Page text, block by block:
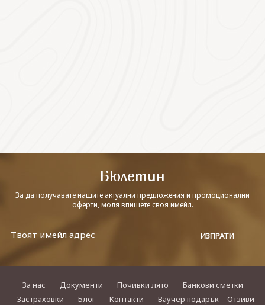
Бюлетин
За да получавате нашите актуални предложения и промоционални
оферти, моля впишете своя имейл.
За нас Документи Почивки лято
Банкови сметки
Застраховки
Блог Контакти Ваучер подарък Отзиви